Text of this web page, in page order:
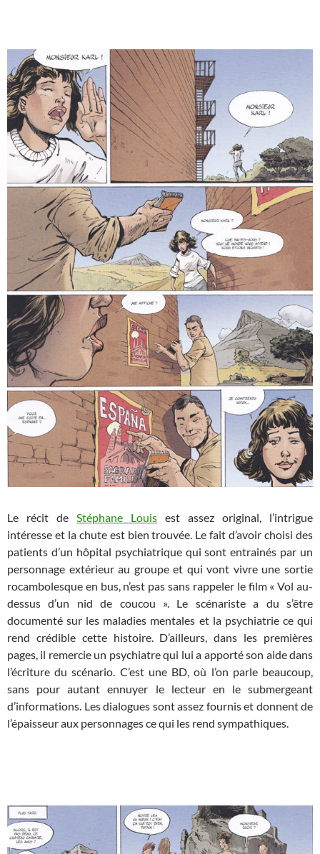
Le récit de Stéphane Louis est assez original, l’intrigue
intéresse et la chute est bien trouvée. Le fait d’avoir choisi des
patients d’un hôpital psychiatrique qui sont entrainés par un
personnage extérieur au groupe et qui vont vivre une sortie
rocambolesque en bus, n’est pas sans rappeler le film « Vol au-
dessus d’un nid de coucou ». Le scénariste a du s’être
documenté sur les maladies mentales et la psychiatrie ce qui
rend crédible cette histoire. D’ailleurs, dans les premières
pages, il remercie un psychiatre qui lui a apporté son aide dans
l’écriture du scénario. C’est une BD, où l’on parle beaucoup,
sans pour autant ennuyer le lecteur en le submergeant
d’informations. Les dialogues sont assez fournis et donnent de
l’épaisseur aux personnages ce qui les rend sympathiques.